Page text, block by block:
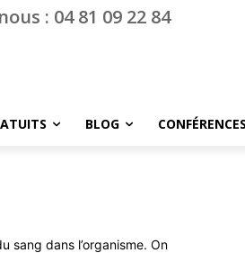
: 04 81 09 22 84
BLOG CONFÉRENCES
sang dans l’organisme. On